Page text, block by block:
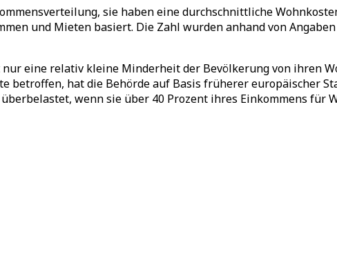
sie haben eine durchschnittliche
und Mieten basiert. Die Zahl wurden anhand von
eine relativ kleine Minderheit der Bevölkerung von ihren
betroffen, hat die Behörde auf Basis früherer europäischer
wenn sie über 40 Prozent ihres Einkommens für